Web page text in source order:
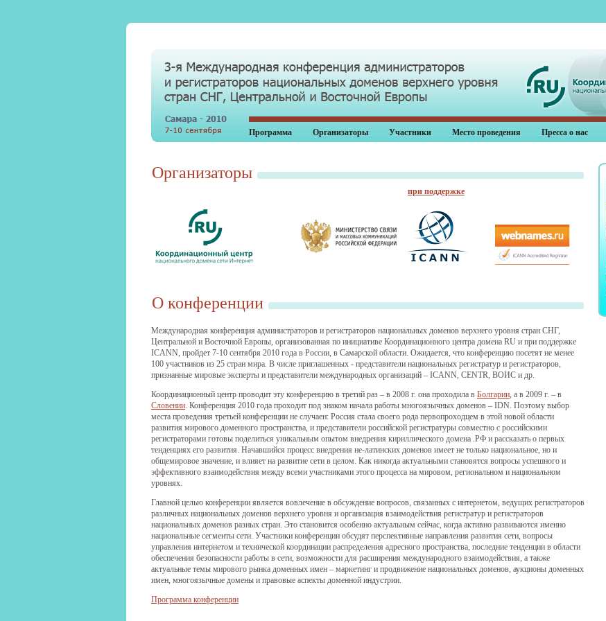
Программа Организаторы Участники Место проведения Пресса о нас
Организаторы
при поддержке
О конференции
Международная конференция администраторов и регистраторов национальных доменов верхнего уровня стран СНГ,
Центральной и Восточной Европы, организованная по инициативе Координационного центра домена RU и при поддержке
ICANN, пройдет 7-10 сентября 2010 года в России, в Самарской области. Ожидается, что конференцию посетят не менее
100 участников из 25 стран мира. В числе приглашенных - представители национальных регистратур и регистраторов,
признанные мировые эксперты и представители международных организаций – ICANN, CENTR, ВОИС и др.
Координационный центр проводит эту конференцию в третий раз – в 2008 г. она проходила в Болгарии, а в 2009 г. – в
Словении. Конференция 2010 года проходит под знаком начала работы многоязычных доменов – IDN. Поэтому выбор
места проведения третьей конференции не случаен: Россия стала своего рода первопроходцем в этой новой области
развития мирового доменного пространства, и представители российской регистратуры совместно с российскими
регистраторами готовы поделиться уникальным опытом внедрения кириллического домена .РФ и рассказать о первых
тенденциях его развития. Начавшийся процесс внедрения не-латинских доменов имеет не только национальное, но и
общемировое значение, и влияет на развитие сети в целом. Как никогда актуальными становятся вопросы успешного и
эффективного взаимодействия между всеми участниками этого процесса на мировом, региональном и национальном
уровнях.
Главной целью конференции является вовлечение в обсуждение вопросов, связанных с интернетом, ведущих регистраторов
различных национальных доменов верхнего уровня и организация взаимодействия регистратур и регистраторов
национальных доменов разных стран. Это становится особенно актуальным сейчас, когда активно развиваются именно
национальные сегменты сети. Участники конференции обсудят перспективные направления развития сети, вопросы
управления интернетом и технической координации распределения адресного пространства, последние тенденции в области
обеспечения безопасности работы в сети, возможности для расширения международного взаимодействия, а также
актуальные темы мирового рынка доменных имен – маркетинг и продвижение национальных доменов, аукционы доменных
имен, многоязычные домены и правовые аспекты доменной индустрии.
Программа конференции